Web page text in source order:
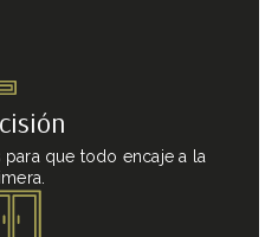
que todo encaje a la